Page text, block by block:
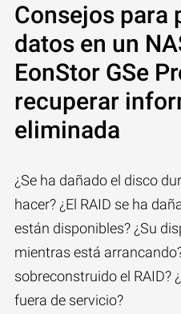
Consejos para
datos en un
EonStor GSe
recuperar
eliminada
¿Se ha dañado el disco
hacer? ¿El RAID se ha
están disponibles? ¿Su
mientras está
sobreconstruido el RAID?
fuera de servicio?